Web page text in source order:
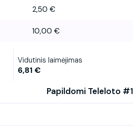
2,50 €
10,00 €
Vidutinis laimėjimas
6,81 €
Papildomi Teleloto